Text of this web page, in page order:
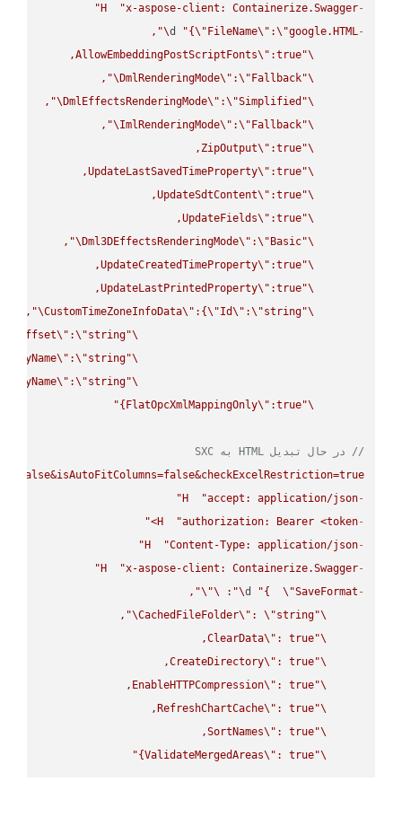
-
H
"x-aspose-client: Containerize.Swagger"
-
d "{\" FileName\" :\"google.HTML
\"
\"
AllowEmbeddingPostScriptFonts\"
\"
DmlRenderingMode\" :\" Fallback
\"
\"
DmlEffectsRenderingMode\" :\"Simplified
\"
\"
ImlRenderingMode\" :\" Fallback
\"
\"
ZipOutput\"
\"
UpdateLastSavedTimeProperty\"
\"
UpdateSdtContent\"
\"
UpdateFields\"
\"
Dml3DEffectsRenderingMode\" :\" Basic
\"
\"
UpdateCreatedTimeProperty\"
\"
UpdateLastPrintedProperty\"
\"
CustomTimeZoneInfoData\" :{\"Id\" :\"string
\"
\"
\" :\"string
\"
\" :\"string
\"
\" :\"string
\"
FlatOpcXmlMappingOnly\" :true}"
// در حال تبدیل HTML به SXC
-
H
"accept: application/json"
-
H
"authorization: Bearer <token>"
-
H
"Content-Type: application/json"
-
H
"x-aspose-client: Containerize.Swagger"
-
d "{ \"SaveFormat
\"
:
\"
\"
\"
CachedFileFolder\" : \"string
\"
\"
ClearData\"
\"
CreateDirectory\"
\"
EnableHTTPCompression\"
\"
RefreshChartCache\"
\"
SortNames\"
\"
ValidateMergedAreas\" : true}"